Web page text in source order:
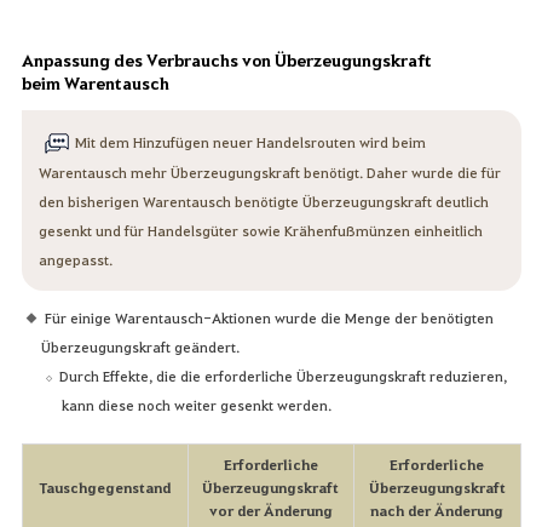
Anpassung des Verbrauchs von Überzeugungskraft
beim Warentausch
Mit dem Hinzufügen neuer Handelsrouten wird beim
Warentausch mehr Überzeugungskraft benötigt. Daher wurde die für
den bisherigen Warentausch benötigte Überzeugungskraft deutlich
gesenkt und für Handelsgüter sowie Krähenfußmünzen einheitlich
angepasst.
Für einige Warentausch-Aktionen wurde die Menge der benötigten
Überzeugungskraft geändert.
Durch Effekte, die die erforderliche Überzeugungskraft reduzieren,
kann diese noch weiter gesenkt werden.
Tauschgegenstand
Erforderliche
Überzeugungskraft
vor der Änderung
Erforderliche
Überzeugungskraft
nach der Änderung